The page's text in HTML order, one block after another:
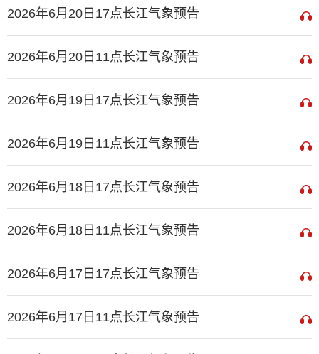
2026年6月20日17点长江气象预告
2026年6月20日11点长江气象预告
2026年6月19日17点长江气象预告
2026年6月19日11点长江气象预告
2026年6月18日17点长江气象预告
2026年6月18日11点长江气象预告
2026年6月17日17点长江气象预告
2026年6月17日11点长江气象预告